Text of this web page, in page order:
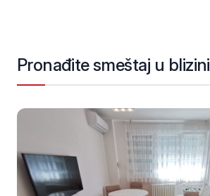
Pronađite smeštaj u blizini